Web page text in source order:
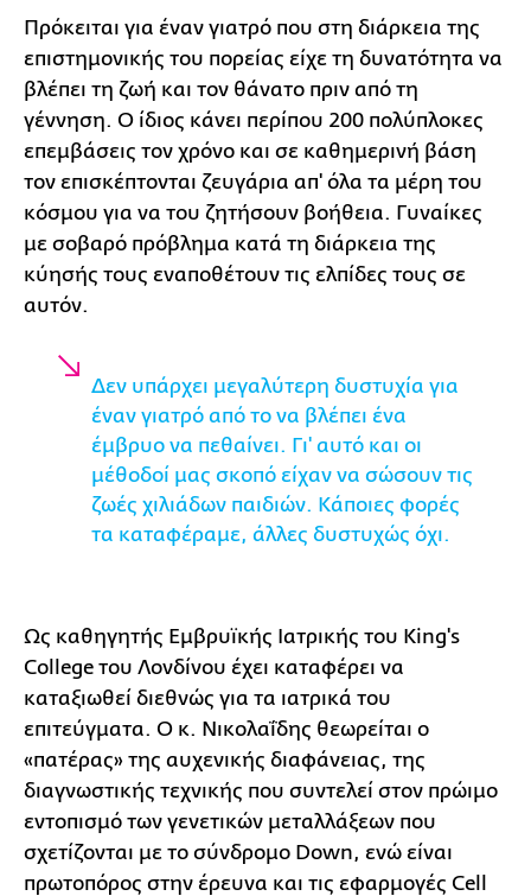
Πρόκειται για έναν γιατρό που στη διάρκεια της
επιστημονικής του πορείας είχε τη δυνατότητα να
βλέπει τη ζωή και τον θάνατο πριν από τη
γέννηση. Ο ίδιος κάνει περίπου 200 πολύπλοκες
επεμβάσεις τον χρόνο και σε καθημερινή βάση
τον επισκέπτονται ζευγάρια απ' όλα τα μέρη του
κόσμου για να του ζητήσουν βοήθεια. Γυναίκες
με σοβαρό πρόβλημα κατά τη διάρκεια της
κύησής τους εναποθέτουν τις ελπίδες τους σε
αυτόν.
Δεν υπάρχει μεγαλύτερη δυστυχία για
έναν γιατρό από το να βλέπει ένα
έμβρυο να πεθαίνει. Γι' αυτό και οι
μέθοδοί μας σκοπό είχαν να σώσουν τις
ζωές χιλιάδων παιδιών. Κάποιες φορές
τα καταφέραμε, άλλες δυστυχώς όχι.
Ως καθηγητής Εμβρυϊκής Ιατρικής του King's
College του Λονδίνου έχει καταφέρει να
καταξιωθεί διεθνώς για τα ιατρικά του
επιτεύγματα. Ο κ. Νικολαΐδης θεωρείται ο
«πατέρας» της αυχενικής διαφάνειας, της
διαγνωστικής τεχνικής που συντελεί στον πρώιμο
εντοπισμό των γενετικών μεταλλάξεων που
σχετίζονται με το σύνδρομο Down, ενώ είναι
πρωτοπόρος στην έρευνα και τις εφαρμογές Cell